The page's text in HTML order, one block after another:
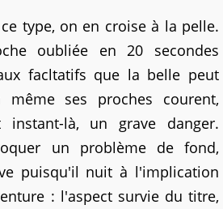
type, on en croise à la pelle.
oubliée en 20 secondes
facltatifs que la belle peut
ses proches courent,
instant-là, un grave danger.
un problème de fond,
puisqu'il nuit à l'implication
: l'aspect survie du titre,